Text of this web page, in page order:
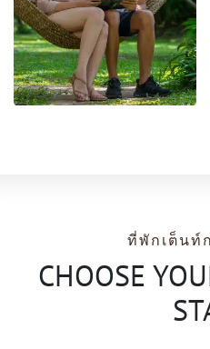
ที่พักเต็นท์
CHOOSE